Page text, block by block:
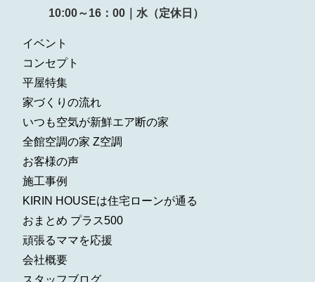
10:00～16：00｜水（定休日）
イベント
コンセプト
平屋特集
家づくりの流れ
いつも空気が新鮮エア断の家
全館空調の家 Z空調
お客様の声
施工事例
KIRIN HOUSEは住宅ローンが通る
おまとめ プラス500
頑張るママを応援
会社概要
スタッフブログ